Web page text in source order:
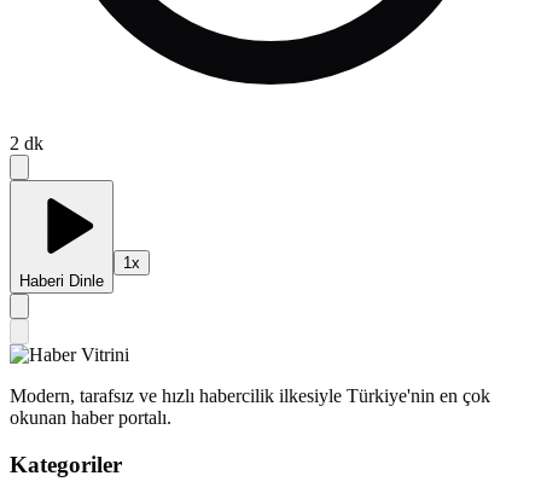
2 dk
Haberi Dinle
1x
Modern, tarafsız ve hızlı habercilik ilkesiyle Türkiye'nin en çok
okunan haber portalı.
Kategoriler